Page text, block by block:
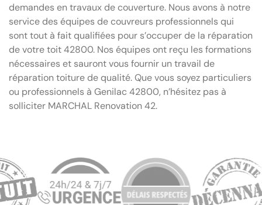
demandes en travaux de couverture. Nous avons à notre
service des équipes de couvreurs professionnels qui
sont tout à fait qualifiées pour s’occuper de la réparation
de votre toit 42800. Nos équipes ont reçu les formations
nécessaires et sauront vous fournir un travail de
réparation toiture de qualité. Que vous soyez particuliers
ou professionnels à Genilac 42800, n’hésitez pas à
solliciter MARCHAL Renovation 42.